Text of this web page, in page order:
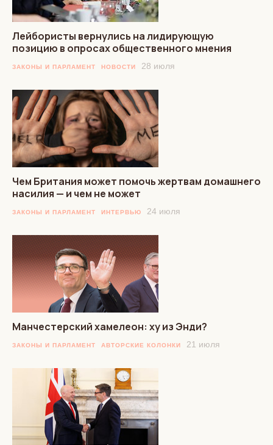
Лейбористы вернулись на лидирующую
позицию в опросах общественного мнения
ЗАКОНЫ И ПАРЛАМЕНТ НОВОСТИ 28 июля
Чем Британия может помочь жертвам домашнего
насилия — и чем не может
ЗАКОНЫ И ПАРЛАМЕНТ ИНТЕРВЬЮ 24 июля
Манчестерский хамелеон: ху из Энди?
ЗАКОНЫ И ПАРЛАМЕНТ АВТОРСКИЕ КОЛОНКИ 21 июля